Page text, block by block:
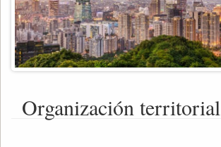
Organización territorial